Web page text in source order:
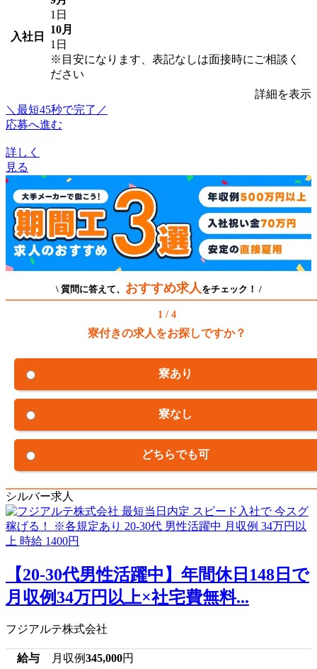
入社日
1日
10月
1日
※目安になります、表記なしは面接時にご相談く
ださい
詳細を表示
＼最短45秒で完了／
応募へ進む
詳しく
見る
\ 質問に答えて、 おすすめ求人 をチェック！ /
1 / 4
寮付きの求人をお探しですか？
寮あり
寮なし
どちらでも可
シルバー求人
【20-30代男性活躍中】年間休日148日で
月収例34万円以上×社宅費無料...
フジアルテ株式会社
給与 月収例345,000円